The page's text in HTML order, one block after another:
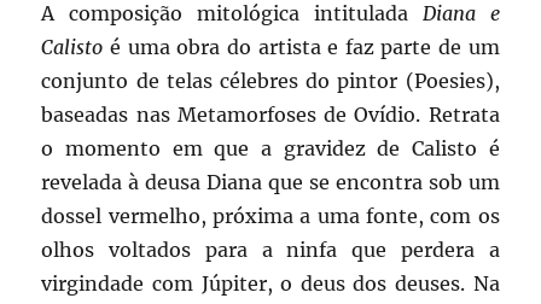
A composição mitológica intitulada Diana e
Calisto é uma obra do artista e faz parte de um
conjunto de telas célebres do pintor (Poesies),
baseadas nas Metamorfoses de Ovídio. Retrata
o momento em que a gravidez de Calisto é
revelada à deusa Diana que se encontra sob um
dossel vermelho, próxima a uma fonte, com os
olhos voltados para a ninfa que perdera a
virgindade com Júpiter, o deus dos deuses. Na